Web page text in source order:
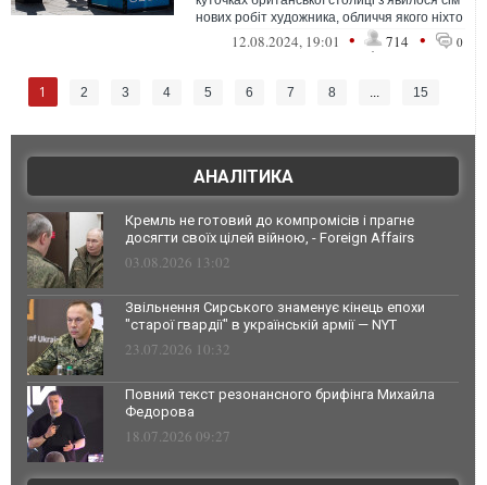
нових робіт художника, обличчя якого ніхто
і ніколи не бачив
12.08.2024, 19:01 • 714 • 0
1 2 3 4 5 6 7 8 ... 15
АНАЛІТИКА
Кремль не готовий до компромісів і прагне
досягти своїх цілей війною, - Foreign Affairs
03.08.2026 13:02
Звільнення Сирського знаменує кінець епохи
"старої гвардії" в українській армії — NYT
23.07.2026 10:32
Повний текст резонансного брифінга Михайла
Федорова
18.07.2026 09:27